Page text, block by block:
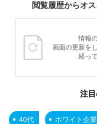
閲覧履歴からオ
情報
画面の更新を
経っ
注
40代 ホワイト企業